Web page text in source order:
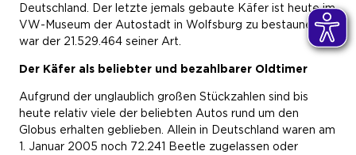
Deutschland. Der letzte jemals gebaute Käfer ist heute im
VW-Museum der Autostadt in Wolfsburg zu bestaunen. Er
war der 21.529.464 seiner Art.
Der Käfer als beliebter und bezahlbarer Oldtimer
Aufgrund der unglaublich großen Stückzahlen sind bis
heute relativ viele der beliebten Autos rund um den
Globus erhalten geblieben. Allein in Deutschland waren am
1. Januar 2005 noch 72.241 Beetle zugelassen oder